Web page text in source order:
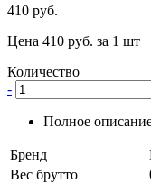
410 руб.
Цена 410 руб. за 1 шт
Количество
-
Полное
Бренд
Вес брутто